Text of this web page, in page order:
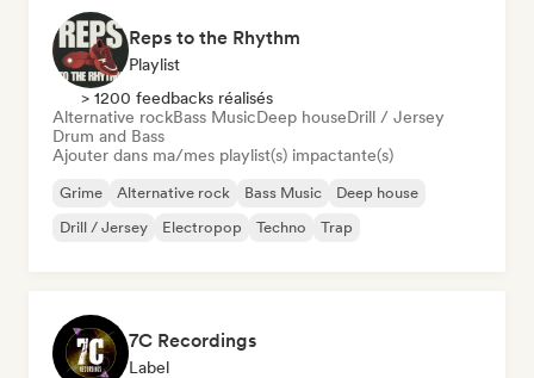
Reps to the Rhythm
Playlist
> 1200 feedbacks réalisés
Alternative rockBass MusicDeep houseDrill / Jersey
Drum and Bass
Ajouter dans ma/mes playlist(s) impactante(s)
Grime Alternative rock Bass Music
Deep house
Drill / Jersey
Electropop Techno Trap
7C Recordings
Label